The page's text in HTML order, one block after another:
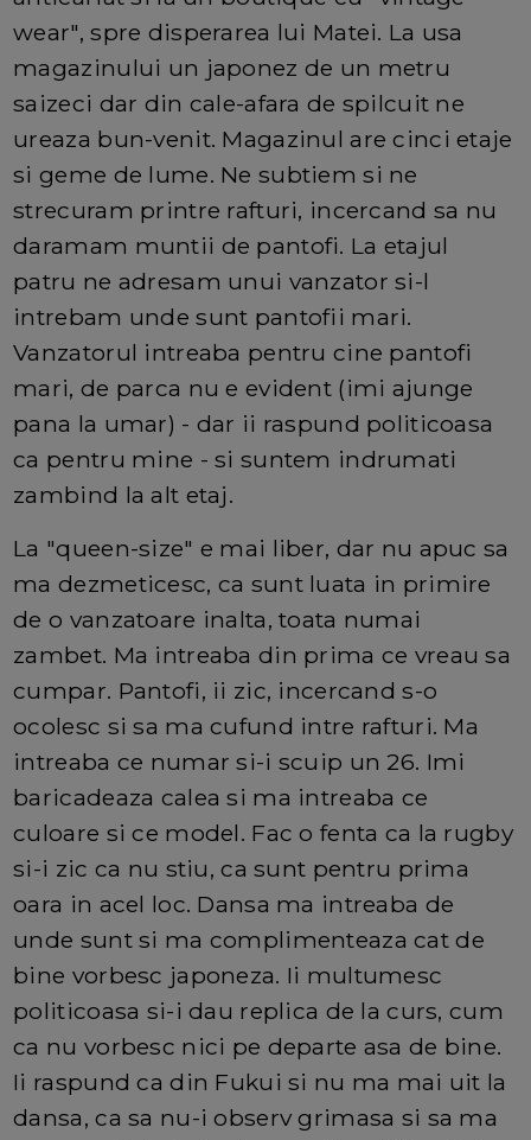
wear", spre disperarea lui Matei. La usa
magazinului un japonez de un metru
saizeci dar din cale-afara de spilcuit ne
ureaza bun-venit. Magazinul are cinci etaje
si geme de lume. Ne subtiem si ne
strecuram printre rafturi, incercand sa nu
daramam muntii de pantofi. La etajul
patru ne adresam unui vanzator si-l
intrebam unde sunt pantofii mari.
Vanzatorul intreaba pentru cine pantofi
mari, de parca nu e evident (imi ajunge
pana la umar) - dar ii raspund politicoasa
ca pentru mine - si suntem indrumati
zambind la alt etaj.
La "queen-size" e mai liber, dar nu apuc sa
ma dezmeticesc, ca sunt luata in primire
de o vanzatoare inalta, toata numai
zambet. Ma intreaba din prima ce vreau sa
cumpar. Pantofi, ii zic, incercand s-o
ocolesc si sa ma cufund intre rafturi. Ma
intreaba ce numar si-i scuip un 26. Imi
baricadeaza calea si ma intreaba ce
culoare si ce model. Fac o fenta ca la rugby
si-i zic ca nu stiu, ca sunt pentru prima
oara in acel loc. Dansa ma intreaba de
unde sunt si ma complimenteaza cat de
bine vorbesc japoneza. Ii multumesc
politicoasa si-i dau replica de la curs, cum
ca nu vorbesc nici pe departe asa de bine.
Ii raspund ca din Fukui si nu ma mai uit la
dansa, ca sa nu-i observ grimasa si sa ma